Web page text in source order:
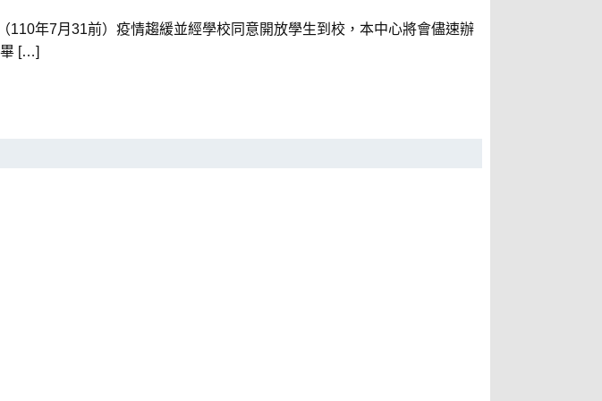
年7月31前）疫情趨緩並經學校同意開放學生到校，本中心將會儘速辦
畢 […]